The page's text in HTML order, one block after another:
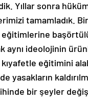
Yıllar sonra
tamamladık.
aynı ideolojinin
eğitimini
yasakların
bir şeyler